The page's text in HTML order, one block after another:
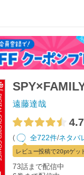
遠藤達哉
4.7
( 全722件/ネタバ
レビュー投稿で20ptゲッ
73話まで配信中